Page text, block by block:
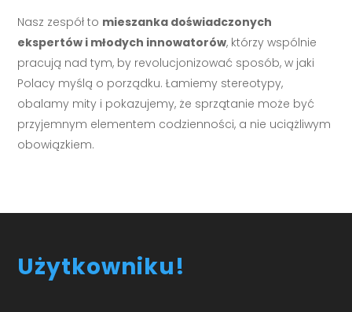
Nasz zespół to mieszanka doświadczonych
ekspertów i młodych innowatorów, którzy wspólnie
pracują nad tym, by revolucjonizować sposób, w jaki
Polacy myślą o porządku. Łamiemy stereotypy,
obalamy mity i pokazujemy, że sprzątanie może być
przyjemnym elementem codzienności, a nie uciążliwym
obowiązkiem.
Użytkowniku!